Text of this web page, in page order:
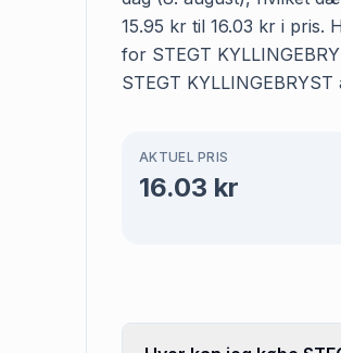
15.95 kr til 16.03 kr i pris.
for STEGT
STEGT
AKTUEL PRIS
16.03 kr